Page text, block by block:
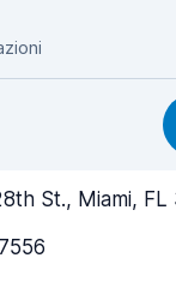
agentiSt., Miami, FL